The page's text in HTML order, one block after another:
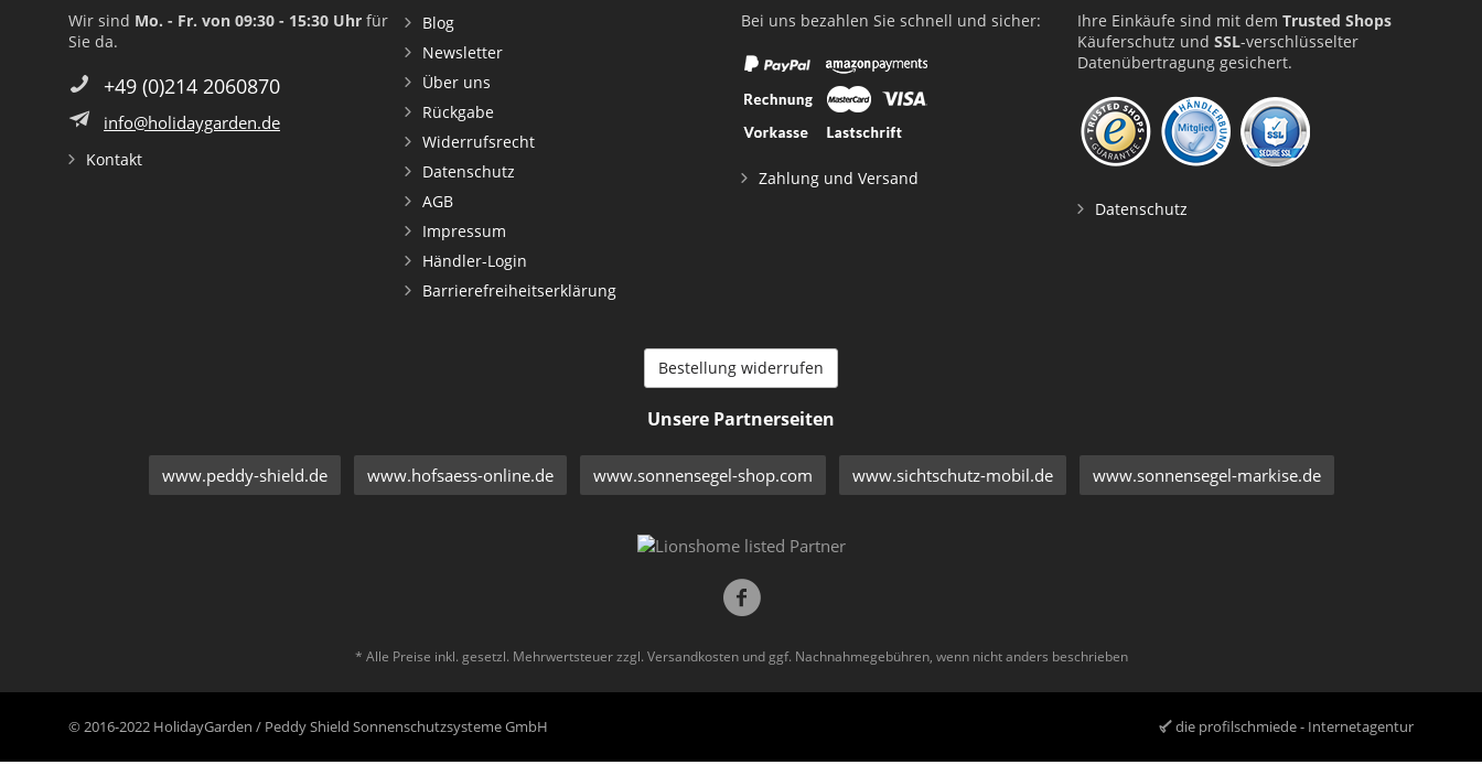
Wir sind Mo. - Fr. von 09:30 - 15:30 Uhr für
Sie da.
+49 (0)214 2060870
info@holidaygarden.de
Kontakt
Blog
Newsletter
Über uns
Rückgabe
Widerrufsrecht
Datenschutz
AGB
Impressum
Händler-Login
Barrierefreiheitserklärung
Bei uns bezahlen Sie schnell und sicher:
Zahlung und Versand
Ihre Einkäufe sind mit dem Trusted Shops
Käuferschutz und SSL-verschlüsselter
Datenübertragung gesichert.
Datenschutz
Bestellung widerrufen
Unsere Partnerseiten
www.peddy-shield.de www.hofsaess-online.de www.sonnensegel-shop.com www.sichtschutz-mobil.de www.sonnensegel-markise.de
* Alle Preise inkl. gesetzl. Mehrwertsteuer zzgl. Versandkostenund ggf. Nachnahmegebühren, wenn nicht anders beschrieben
© 2016-2022 HolidayGarden / Peddy Shield Sonnenschutzsysteme GmbH die profilschmiede - Internetagentur